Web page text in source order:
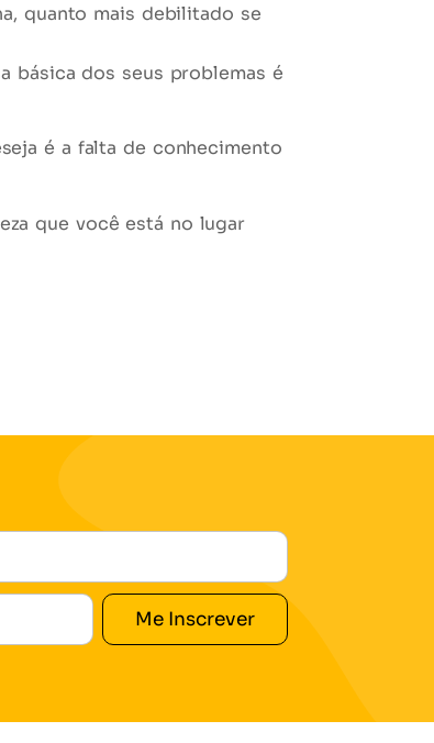
quanto mais debilitado se
básica dos seus problemas é
é a falta de conhecimento
que você está no lugar
Me Inscrever